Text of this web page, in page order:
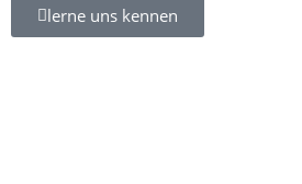
lerne uns kennen